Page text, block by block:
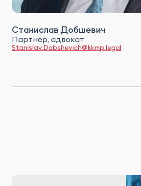
Станислав Добшевич
Партнёр, адвокат
Stanislav.Dobshevich@kkmp.legal